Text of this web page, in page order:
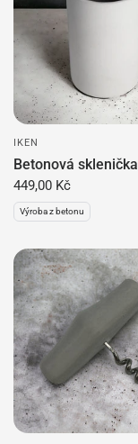
IKEN
Betonová sklenička
449,00 Kč
Výroba z betonu